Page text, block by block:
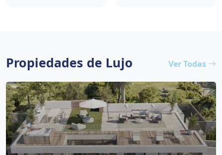
Propiedades de Lujo Ver Todas